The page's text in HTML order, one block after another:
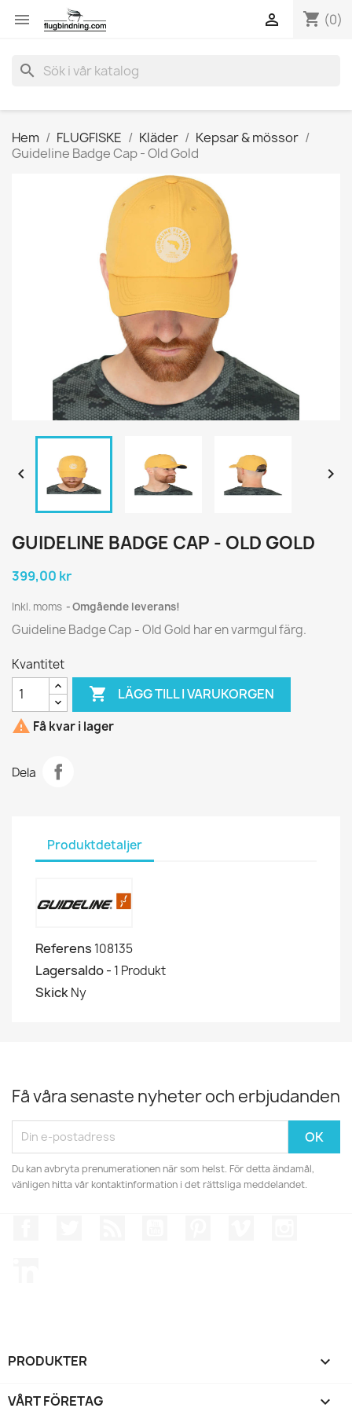
 shopping_cart (0)

search
Hem FLUGFISKE Kläder
Kepsar & mössor
Guideline Badge Cap - Old Gold
 
GUIDELINE BADGE CAP - OLD GOLD
399,00 kr
Inkl. moms Omgående leverans!
Guideline Badge Cap - Old Gold har en varmgul färg.
Kvantitet
 LÄGG TILL I VARUKORGEN
 Få kvar i lager
Dela
Produktdetaljer
Referens 108135
Lagersaldo - 1 Produkt
SkickNy
Få våra senaste nyheter och erbjudanden
Du kan avbryta prenumerationen när som helst. För detta ändamål,
vänligen hitta vår kontaktinformation i det rättsliga meddelandet.
PRODUKTER 
VÅRT FÖRETAG 